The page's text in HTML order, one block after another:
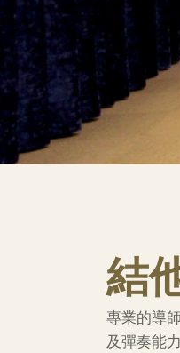
結
專業的導
及彈奏能力